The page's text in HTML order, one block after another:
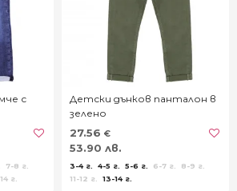
с
7-8 г.
г.
Детски дънков панталон в
зелено
27.56 €
53.90 лв.
3-4 г. 4-5 г. 5-6 г. 6-7 г.
8-9 г.
11-12 г.
13-14 г.